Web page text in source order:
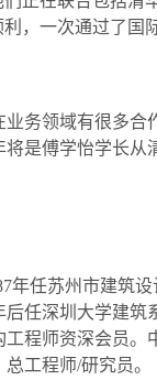
，一次通过了国
务领域有很多
是傅学怡学长从
年任苏州市建筑设
后任深圳大学建筑
程师资深会员
总工程师/研究员。